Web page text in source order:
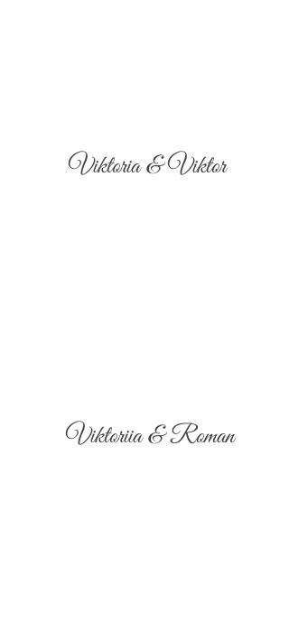
Viktoria & Viktor
Viktoriia & Roman